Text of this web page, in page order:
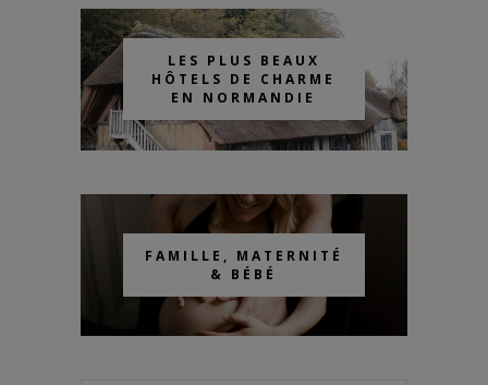
LES PLUS BEAUX
HÔTELS DE CHARME
EN NORMANDIE
FAMILLE, MATERNITÉ
& BÉBÉ